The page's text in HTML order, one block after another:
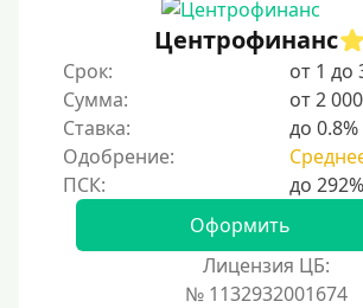
Не выходя из дома
Без посещения офиса
В офисе
В ломбарде
Роботы займов
Онлайн на карту в Telegram
Без списания денег с карты
Денежным переводом
Центрофинанс
Срок:
от 1 до
Сумма:
от 2
Ставка:
до 0.8%
Одобрение:
Оформить
Лицензия ЦБ:
№ 1132932001674